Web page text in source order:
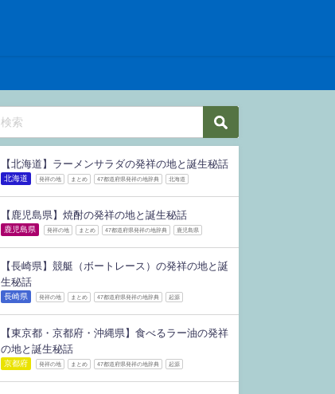
【北海道】ラーメンサラダの発祥の地と誕生秘話
北海道 発祥の地 まとめ 47都道府県発祥の地辞典 北海道
【鹿児島県】焼酎の発祥の地と誕生秘話
鹿児島県 発祥の地 まとめ 47都道府県発祥の地辞典 鹿児島県
【長崎県】競艇（ボートレース）の発祥の地と誕
生秘話
長崎県 発祥の地 まとめ 47都道府県発祥の地辞典 起源
【東京都・京都府・沖縄県】食べるラー油の発祥
の地と誕生秘話
京都府 発祥の地 まとめ 47都道府県発祥の地辞典 起源